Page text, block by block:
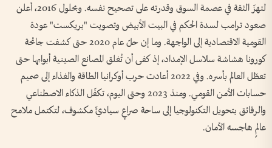
لتهزّ الثقة في عصمة السوق وقدرته على تصحيح نفسه. وبحلول 2016، أعلن
صعود ترامب لسدة الحكم في البيت الأبيض وتصويت "بريكست" عودة
القومية الاقتصادية إلى الواجهة. وما إن حلّ عام 2020 حتى كشفت جائحة
كورونا هشاشة سلاسل الإمداد، إذ كفى أن تُغلق المصانع الصينية أبوابها حتى
تعطّل العالم بأسره. وفي 2022 أعادت حرب أوكرانيا الطاقة والغذاء إلى صميم
حسابات الأمن القومي. ومنذ 2023 وحتى اليوم، تكفّل الذكاء الاصطناعي
والرقائق بتحويل التكنولوجيا إلى ساحة صراعٍ سياديٍّ مكشوف، لتكتمل ملامح
عالمٍ هاجسه الأمان.